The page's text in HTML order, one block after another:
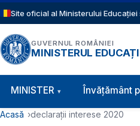
Sari la conținutul principal
Site oficial al Ministerului
GUVERNUL ROMÂNIEI
MINISTERUL
Navigație principală
MINISTER Învăţământ
Cale de navigare
Acasă declarații interese 2020